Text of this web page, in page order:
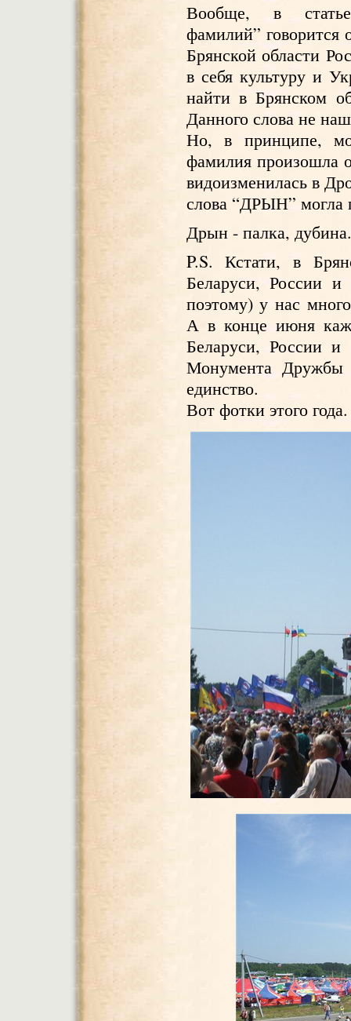
Вообще, в статье
фамилий” говорится
Брянской области
в себя культуру и
найти в Брянском
Данного слова не
Но, в принципе,
фамилия произошла
видоизменилась в
слова “ДРЫН” могла
Дрын - палка, дубина.
P.S. Кстати, в
Беларуси, России
поэтому) у нас
А в конце июня
Беларуси, России
Монумента Дружбы
единство.
Вот фотки этого года.